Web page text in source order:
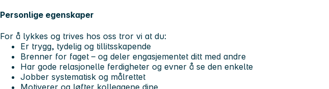
Personlige egenskaper
For å lykkes og trives hos oss tror vi at du:
Er trygg, tydelig og tillitsskapende
Brenner for faget – og deler engasjementet ditt med andre
Har gode relasjonelle ferdigheter og evner å se den enkelte
Jobber systematisk og målrettet
Motiverer og løfter kollegaene dine